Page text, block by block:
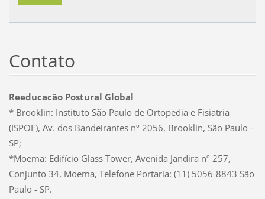
Contato
Reeducacão Postural Global
* Brooklin: Instituto São Paulo de Ortopedia e Fisiatria
(ISPOF), Av. dos Bandeirantes nº 2056, Brooklin, São Paulo -
SP;
*Moema: Edifício Glass Tower, Avenida Jandira nº 257,
Conjunto 34, Moema, Telefone Portaria: (11) 5056-8843 São
Paulo - SP.